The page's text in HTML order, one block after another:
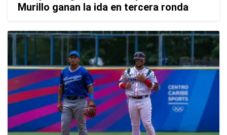
Murillo ganan la ida en tercera ronda